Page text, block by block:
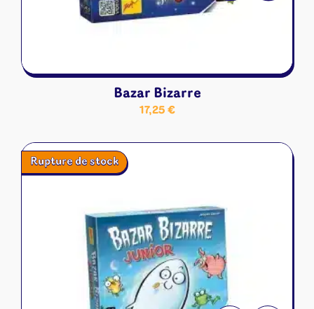
Bazar Bizarre
17,25 €
Rupture de stock